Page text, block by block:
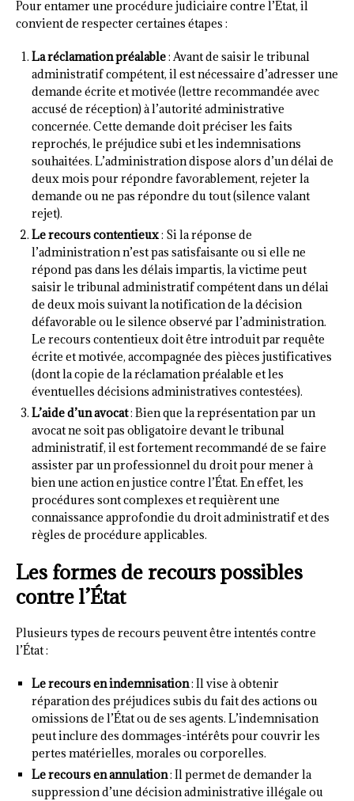
Pour entamer une procédure judiciaire contre l’État, il
convient de respecter certaines étapes :
La réclamation préalable: Avant de saisir le tribunal
administratif compétent, il est nécessaire d’adresser une
demande écrite et motivée (lettre recommandée avec
accusé de réception) à l’autorité administrative
concernée. Cette demande doit préciser les faits
reprochés, le préjudice subi et les indemnisations
souhaitées. L’administration dispose alors d’un délai de
deux mois pour répondre favorablement, rejeter la
demande ou ne pas répondre du tout (silence valant
rejet).
Le recours contentieux: Si la réponse de
l’administration n’est pas satisfaisante ou si elle ne
répond pas dans les délais impartis, la victime peut
saisir le tribunal administratif compétent dans un délai
de deux mois suivant la notification de la décision
défavorable ou le silence observé par l’administration.
Le recours contentieux doit être introduit par requête
écrite et motivée, accompagnée des pièces justificatives
(dont la copie de la réclamation préalable et les
éventuelles décisions administratives contestées).
L’aide d’un avocat: Bien que la représentation par un
avocat ne soit pas obligatoire devant le tribunal
administratif, il est fortement recommandé de se faire
assister par un professionnel du droit pour mener à
bien une action en justice contre l’État. En effet, les
procédures sont complexes et requièrent une
connaissance approfondie du droit administratif et des
règles de procédure applicables.
Les formes de recours possibles
contre l’État
Plusieurs types de recours peuvent être intentés contre
l’État :
Le recours en indemnisation: Il vise à obtenir
réparation des préjudices subis du fait des actions ou
omissions de l’État ou de ses agents. L’indemnisation
peut inclure des dommages-intérêts pour couvrir les
pertes matérielles, morales ou corporelles.
Le recours en annulation: Il permet de demander la
suppression d’une décision administrative illégale ou